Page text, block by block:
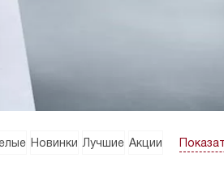
Новинки Лучшие Акции